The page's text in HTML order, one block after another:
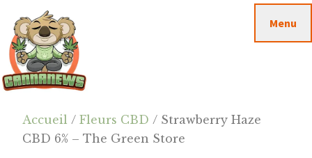
contenu
principal
barre
latérale
principale
footer
Cannanews.fr
Menu
Accueil /Fleurs CBD / Strawberry Haze
CBD 6% – The Green Store